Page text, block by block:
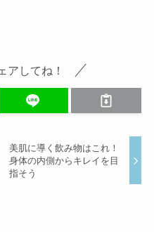
アしてね！
美肌に導く飲み物はこれ！
身体の内側からキレイを目
指そう